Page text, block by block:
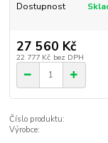
Dostupnost
27 560 Kč
22 777 Kč bez DPH
Číslo produktu:
Výrobce: